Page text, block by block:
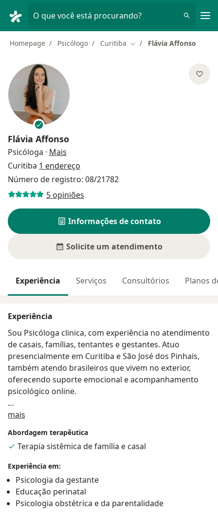
O que você está procurando?
Homepage Psicólogo Curitiba Mudar de cidade
Flávia Affonso
Flávia Affonso
Psicóloga · Mais
Curitiba 1 endereço
Número de registro: 08/21782
5 opiniões
Informações de contato
Solicite um atendimento
Experiência Serviços Consultórios Planos
Experiência
Sou Psicóloga clinica, com experiência no atendimento
de casais, famílias, tentantes e gestantes. Atuo
presencialmente em Curitiba e São José dos Pinhais,
também atendo brasileiros que vivem no exterior,
oferecendo suporte emocional e acompanhamento
psicológico online.
Tenho especialização em terapia familiar e sou pós-
graduanda em Psicologia Perinatal, atuando com foco
em questões como saúde emocional na maternidade,
relacionamento conjugal e bem-estar psíquico para
tentantes, gestantes e puérperas.
Instagram: flaviaaffonso.psi
mais
Abordagem terapêutica
Terapia sistêmica de família e casal
Experiência em:
Psicologia da gestante
Educação perinatal
Psicologia obstétrica e da parentalidade